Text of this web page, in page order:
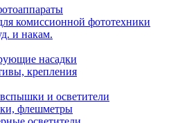
комиссионной фототехники
и накам.
насадки
крепления
и осветители
флешметры